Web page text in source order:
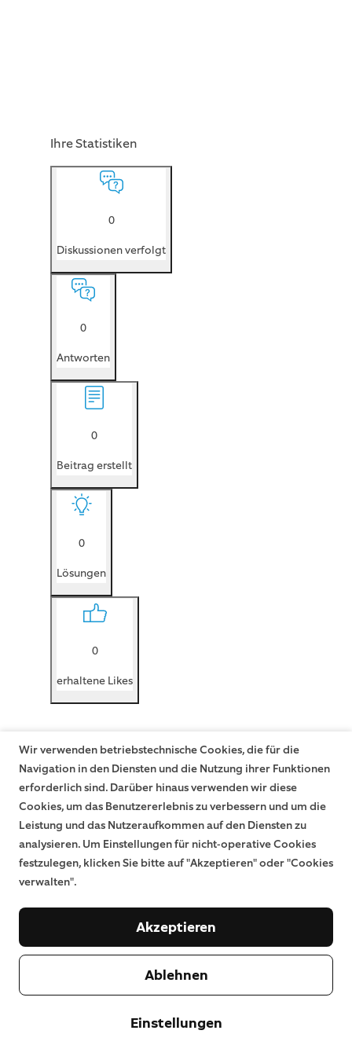
Ihre Statistiken
0
Diskussionen verfolgt
0
Antworten
0
Beitrag erstellt
0
Lösungen
0
erhaltene Likes
Wir verwenden betriebstechnische Cookies, die für die
Navigation in den Diensten und die Nutzung ihrer Funktionen
erforderlich sind. Darüber hinaus verwenden wir diese
Cookies, um das Benutzererlebnis zu verbessern und um die
Leistung und das Nutzeraufkommen auf den Diensten zu
analysieren. Um Einstellungen für nicht-operative Cookies
festzulegen, klicken Sie bitte auf "Akzeptieren" oder "Cookies
verwalten".
Einstellungen
Ablehnen
Akzeptieren